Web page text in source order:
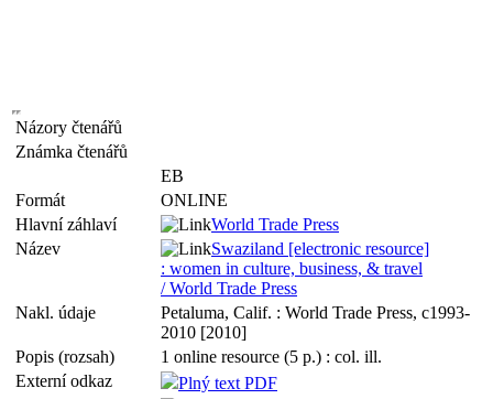
Názory čtenářů
Známka čtenářů
EB
Formát
ONLINE
Hlavní záhlaví
World Trade Press
Název
Swaziland [electronic resource]
: women in culture, business, & travel
/ World Trade Press
Nakl. údaje
Petaluma, Calif. : World Trade Press, c1993-
2010 [2010]
Popis (rozsah)
1 online resource (5 p.) : col. ill.
Externí odkaz
Plný text PDF